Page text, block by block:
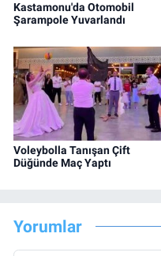
Kastamonu'da Otomobil
Şarampole Yuvarlandı
Voleybolla Tanışan Çift
Düğünde Maç Yaptı
Yorumlar